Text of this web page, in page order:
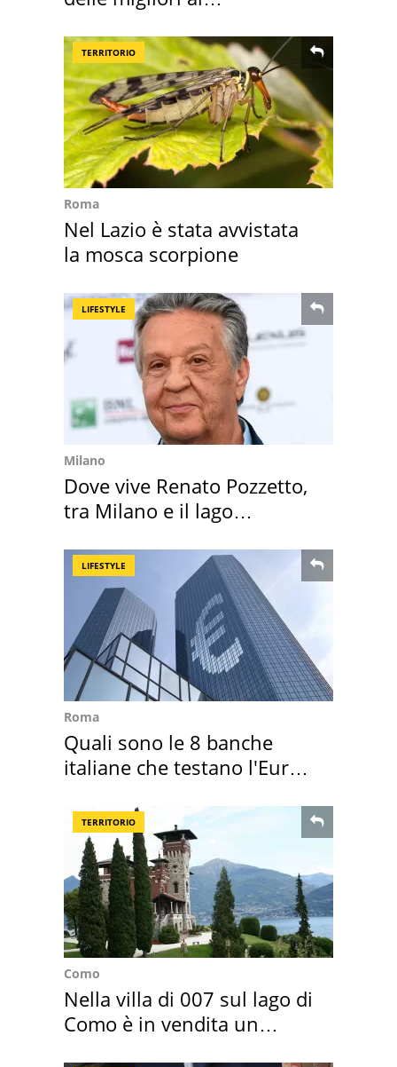
TERRITORIO
Roma
Nel Lazio è stata avvistata
la mosca scorpione
LIFESTYLE
Milano
Dove vive Renato Pozzetto,
tra Milano e il lago
LIFESTYLE
Roma
Quali sono le 8 banche
italiane che testano l'Euro
TERRITORIO
Como
Nella villa di 007 sul lago di
Como è in vendita un